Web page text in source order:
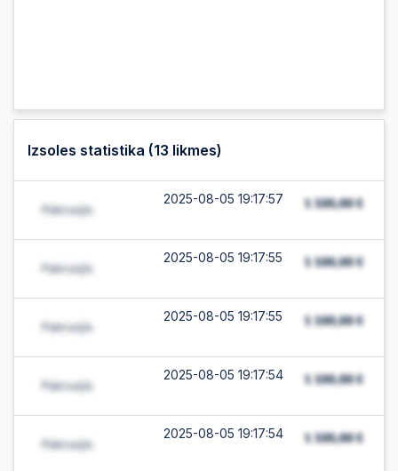
Izsoles statistika (13 likmes)
2025-08-05 19:17:57
2025-08-05 19:17:55
2025-08-05 19:17:55
2025-08-05 19:17:54
2025-08-05 19:17:54